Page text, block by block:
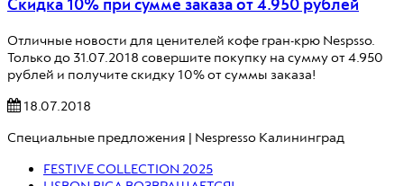
Скидка 10% при сумме заказа от 4.950 рублей
Отличные новости для ценителей кофе гран-крю Nespsso.
Только до 31.07.2018 совершите покупку на сумму от 4.950
рублей и получите скидку 10% от суммы заказа!
18.07.2018
Специальные предложения | Nespresso Калининград
FESTIVE COLLECTION 2025